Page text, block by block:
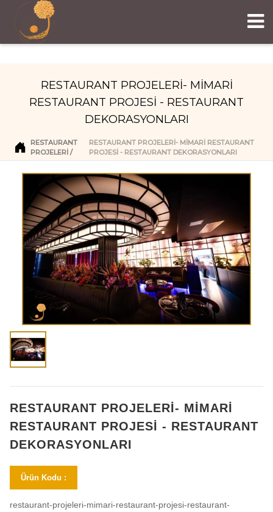
RESTAURANT PROJELERİ- MİMARİ
RESTAURANT PROJESİ - RESTAURANT
DEKORASYONLARI
RESTAURANT
PROJELERI
RESTAURANT PROJELERİ- MİMARİ RESTAURANT
PROJESİ - RESTAURANT DEKORASYONLARI
RESTAURANT PROJELERİ- MİMARİ
RESTAURANT PROJESİ - RESTAURANT
DEKORASYONLARI
Ürün Kodu :
restaurant-projeleri-mimari-restaurant-projesi-restaurant-